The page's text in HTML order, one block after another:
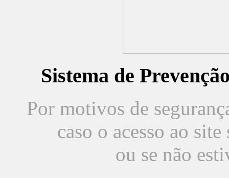
Sistema de
Por motivos de
caso o acesso ao
ou se não